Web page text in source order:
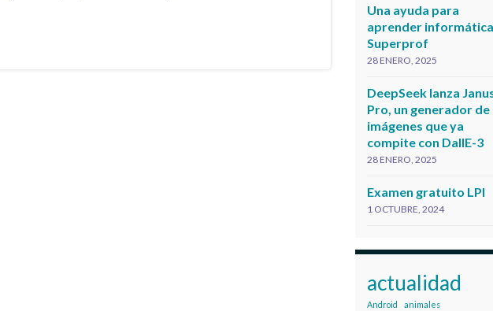
Una ayuda para
aprender
Superprof
28 ENERO, 2025
DeepSeek lanza
Pro, un generador de
imágenes que ya
compite con DallE-3
28 ENERO, 2025
Examen gratuito LPI
1 OCTUBRE, 2024
actualidad
Android animales